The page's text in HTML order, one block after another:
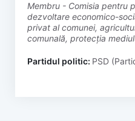
membru - Comisia pentru programe de
dezvoltare economico-
privat al comunei,
comunală, protecția
Partidul politic: PSD